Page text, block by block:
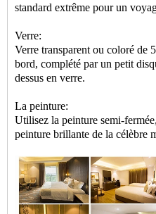
standard extrême pour un
Verre:
Verre transparent ou coloré de
bord, complété par un petit
dessus en verre.
La peinture:
Utilisez la peinture semi-
peinture brillante de la célèbre